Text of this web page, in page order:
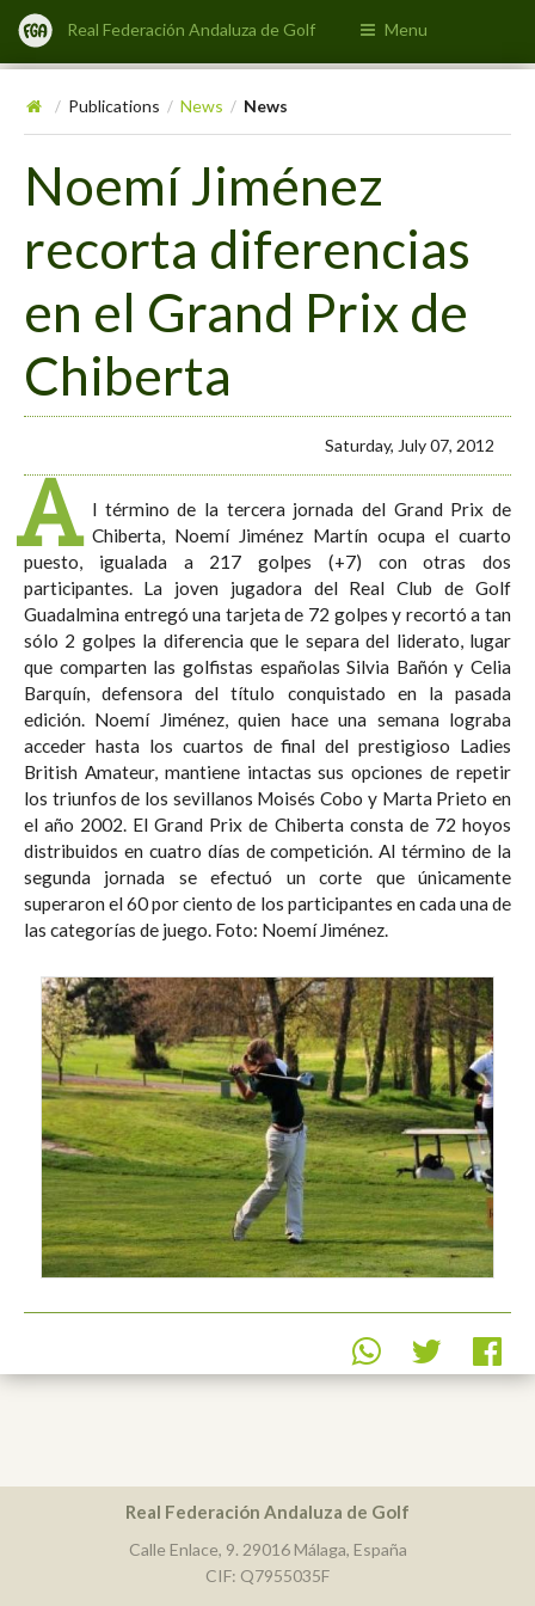
Real Federación Andaluza de Golf Menu
/ Publications / News / News
Noemí Jiménez
recorta diferencias
en el Grand Prix de
Chiberta
Saturday, July 07, 2012
A
l término de la tercera jornada del Grand Prix de
Chiberta, Noemí Jiménez Martín ocupa el cuarto
puesto, igualada a 217 golpes (+7) con otras dos
participantes. La joven jugadora del Real Club de Golf
Guadalmina entregó una tarjeta de 72 golpes y recortó a tan
sólo 2 golpes la diferencia que le separa del liderato, lugar
que comparten las golfistas españolas Silvia Bañón y Celia
Barquín, defensora del título conquistado en la pasada
edición. Noemí Jiménez, quien hace una semana lograba
acceder hasta los cuartos de final del prestigioso Ladies
British Amateur, mantiene intactas sus opciones de repetir
los triunfos de los sevillanos Moisés Cobo y Marta Prieto en
el año 2002. El Grand Prix de Chiberta consta de 72 hoyos
distribuidos en cuatro días de competición. Al término de la
segunda jornada se efectuó un corte que únicamente
superaron el 60 por ciento de los participantes en cada una de
las categorías de juego. Foto: Noemí Jiménez.
Real Federación Andaluza de Golf
Calle Enlace, 9. 29016 Málaga, España
CIF: Q7955035F